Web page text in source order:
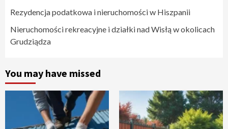
Rezydencja podatkowa i nieruchomości w Hiszpanii
Nieruchomości rekreacyjne i działki nad Wisłą w okolicach
Grudziądza
You may have missed